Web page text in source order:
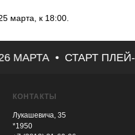
марта, к 18:00.
МАРТА СТАРТ
КОНТАКТЫ
Лукашевича, 35
*1950